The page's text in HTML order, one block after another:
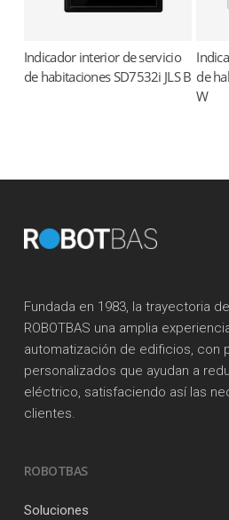
Read more
Indicador interior de servicio
de habitaciones SD7532i JLS B de
W
Fundada en 1983, la trayectoria
ROBOTBAS una amplia
automatización de edificios, con
personalizados que ayudan a
eléctrico, satisfaciendo así las
clientes.
ROBOTBAS
Soluciones